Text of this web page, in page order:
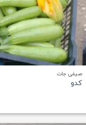
صیفی جات
کدو